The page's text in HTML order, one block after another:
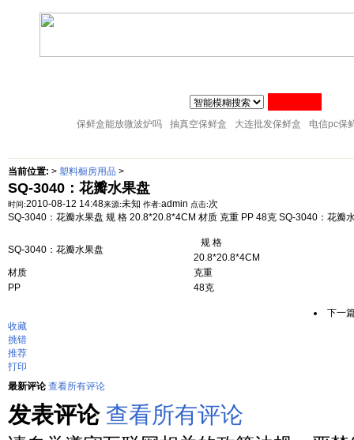
塑料整理箱 塑料储物架
保鲜盒能放微波炉吗 抽真空保鲜盒 大连批发保鲜盒 电信pc保
当前位置: > 塑料橱房用品 >
SQ-3040：花瓣水果盘
时间:2010-08-12 14:48来源:未知 作者:admin 点击:次
SQ-3040：花瓣水果盘 规 格 20.8*20.8*4CM 材质 克重 PP 48克 SQ-3040：花瓣
SQ-3040：花瓣水果盘
规 格
20.8*20.8*4CM
材质
克重
PP
48克
下一
收藏
挑错
推荐
打印
最新评论 查看所有评论
发表评论 查看所有评论